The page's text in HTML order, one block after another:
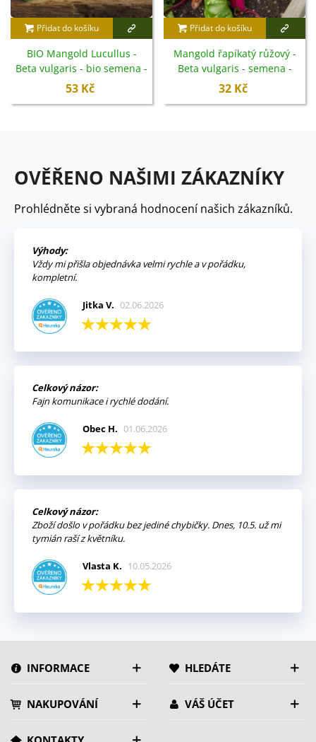
Přidat do košíku
BIO Mangold Lucullus -
Beta vulgaris - bio semena -
45 ks
53 Kč
Přidat do košíku
Mangold řapíkatý růžový -
Beta vulgaris - semena -
50 ks
32 Kč
OVĚŘENO NAŠIMI ZÁKAZNÍKY
Prohlédněte si vybraná hodnocení našich zákazníků.
Výhody:
Vždy mi přišla objednávka velmi rychle a v pořádku,
kompletní.
Jitka V. 02.06.2026
Celkový názor:
Fajn komunikace i rychlé dodání.
Obec H. 01.06.2026
Celkový názor:
Zboží došlo v pořádku bez jediné chybičky. Dnes, 10.5. už mi
tymián raší z květníku.
Vlasta K. 10.05.2026
INFORMACE HLEDÁTE
NAKUPOVÁNÍ VÁŠ ÚČET